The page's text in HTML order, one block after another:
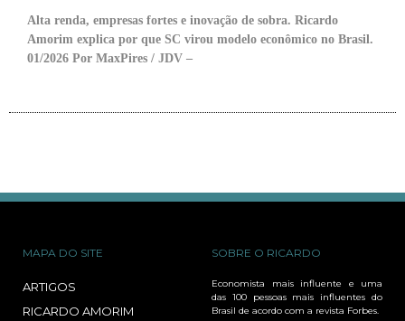
Alta renda, empresas fortes e inovação de sobra. Ricardo
Amorim explica por que SC virou modelo econômico no Brasil.
01/2026 Por MaxPires / JDV –
MAPA DO SITE
ARTIGOS
RICARDO AMORIM
SOBRE O RICARDO
Economista mais influente e uma
das 100 pessoas mais influentes do
Brasil de acordo com a revista Forbes.